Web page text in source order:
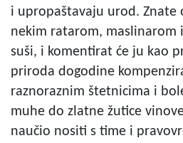
i upropaštavaju urod. Znate
nekim ratarom, maslinarom
suši, i komentirat će ju kao
priroda dogodine
raznoraznim štetnicima i
muhe do zlatne žutice
naučio nositi s time i